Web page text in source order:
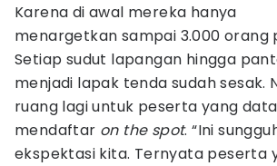
Karena di awal mereka hanya
menargetkan sampai 3.000 orang
Setiap sudut lapangan hingga
menjadi lapak tenda sudah sesak.
ruang lagi untuk peserta yang
mendaftar on the spot. “Ini
ekspektasi kita. Ternyata peserta